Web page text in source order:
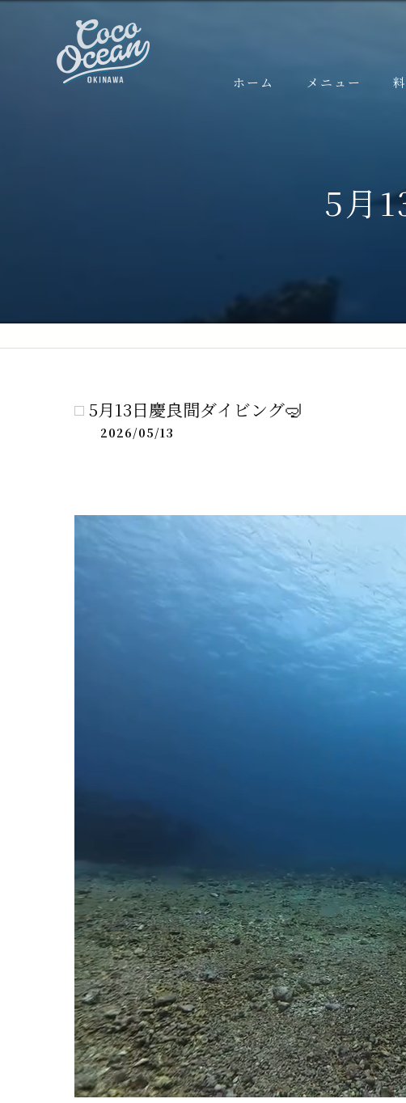
ホーム メニュー
ケラマFUNダ
半日ケラマ (チ
粟国遠征FUNダ
渡名喜遠征
ケラマシュノー
半日ケラマ (チ
ライセンス講習
ボートチャーター
ダイビングポイン
5月
5月13日慶良間ダイビング🤿
2026/05/13